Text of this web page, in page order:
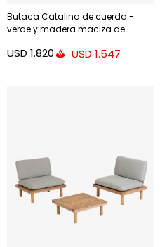
Butaca Catalina de cuerda -
verde y madera maciza de
USD 1.820 USD 1.547